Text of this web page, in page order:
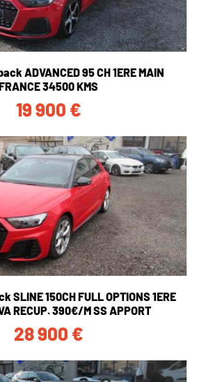
ADVANCED 95 CH 1ERE MAIN
34500 KMS
19 900 €
SLINE 150CH FULL OPTIONS 1ERE
RECUP. 390€/M SS APPORT
28 900 €